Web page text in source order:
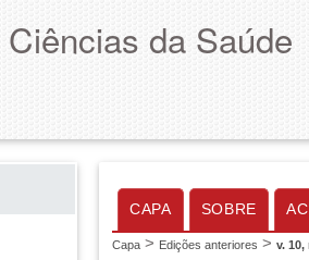
da Saúde
CAPA SOBRE
Capa > Edições anteriores > v. 10,